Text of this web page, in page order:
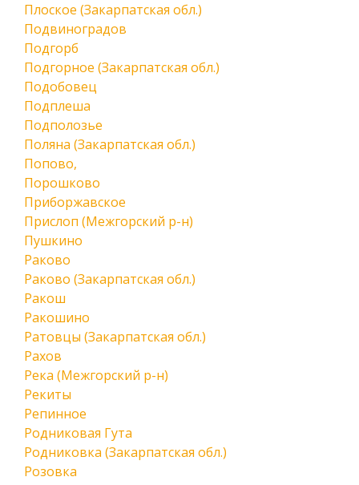
Плоское (Закарпатская обл.)
Подвиноградов
Подгорб
Подгорное (Закарпатская обл.)
Подобовец
Подплеша
Подполозье
Поляна (Закарпатская обл.)
Попово,
Порошково
Приборжавское
Прислоп (Межгорский р-н)
Пушкино
Раково
Раково (Закарпатская обл.)
Ракош
Ракошино
Ратовцы (Закарпатская обл.)
Рахов
Река (Межгорский р-н)
Рекиты
Репинное
Родниковая Гута
Родниковка (Закарпатская обл.)
Розовка